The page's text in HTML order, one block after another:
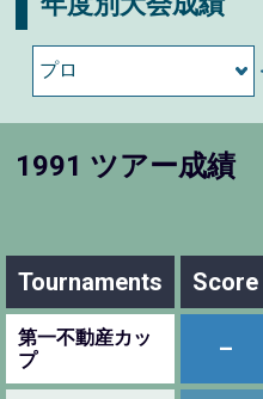
1991 ツアー成績
Tournaments Score
第一不動産カッ
プ
–